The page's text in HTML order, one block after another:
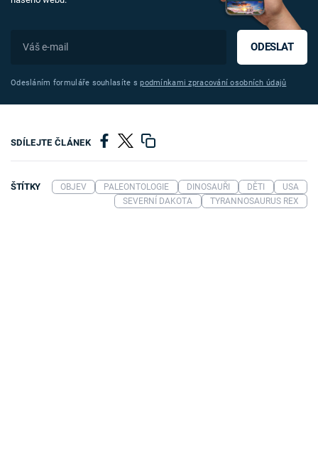
ODESLAT
Odesláním formuláře souhlasíte spodmínkami zpracování osobních údajů
SDÍLEJTE ČLÁNEK
ŠTÍTKY OBJEV PALEONTOLOGIE DINOSAUŘI DĚTI
USA
SEVERNÍ DAKOTA
TYRANNOSAURUS REX